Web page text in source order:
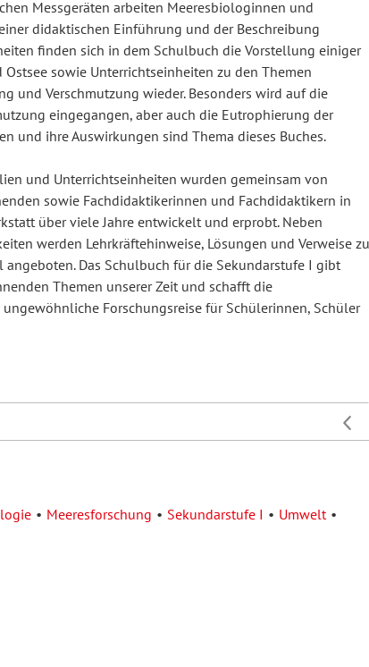
Messgeräten arbeiten Meeresbiologinnen und
didaktischen Einführung und der Beschreibung
finden sich in dem Schulbuch die Vorstellung einiger
Ostsee sowie Unterrichtseinheiten zu den Themen
und Verschmutzung wieder. Besonders wird auf die
eingegangen, aber auch die Eutrophierung der
und ihre Auswirkungen sind Thema dieses Buches.
und Unterrichtseinheiten wurden gemeinsam von
sowie Fachdidaktikerinnen und Fachdidaktikern in
über viele Jahre entwickelt und erprobt. Neben
werden Lehrkräftehinweise, Lösungen und Verweise zu
Das Schulbuch für die Sekundarstufe I gibt
Themen unserer Zeit und schafft die
Forschungsreise für Schülerinnen, Schüler
Meeresforschung Sekundarstufe I
Umwelt